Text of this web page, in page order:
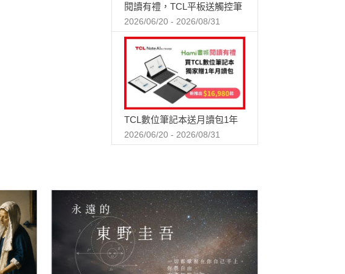
閱讀有禮，TCL平板送觸控筆
2026/06/20 - 2026/08/31
TCL數位筆記本送月讀包1年
2026/06/20 - 2026/08/31